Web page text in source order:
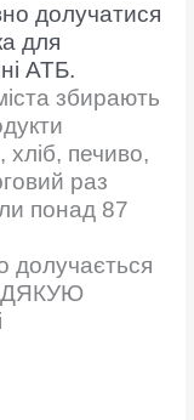
долучатися
для
АТБ.
збирають
печиво,
раз
понад 87
долучається
ДЯКУЮ